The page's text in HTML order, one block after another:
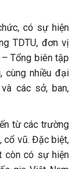
có sự hiện
TDTU, đơn vị
Tổng biên tập
cùng nhiều đại
các sở, ban,
từ các trường
cổ vũ. Đặc biệt,
còn có sự hiện